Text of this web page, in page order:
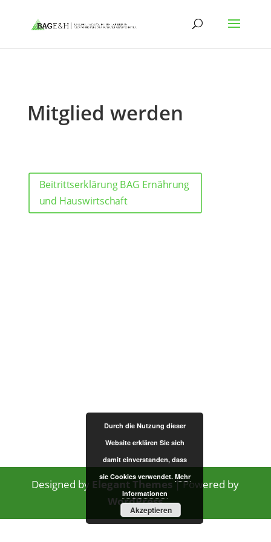
Mitglied werden
Beitrittserklärung BAG Ernährung
und Hauswirtschaft
Designed by Elegant Themes | Powered by
WordPress
Durch die Nutzung dieser
Website erklären Sie sich
damit einverstanden, dass
sie Cookies verwendet. Mehr
Informationen
Akzeptieren